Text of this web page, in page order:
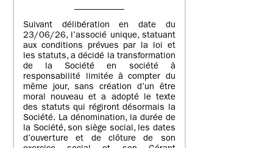
Suivant délibération en date du
23/06/26, l’associé unique, statuant
aux conditions prévues par la loi et
les statuts, a décidé la transformation
de la Société en société à
responsabilité limitée à compter du
même jour, sans création d’un être
moral nouveau et a adopté le texte
des statuts qui régiront désormais la
Société. La dénomination, la durée de
la Société, son siège social, les dates
d’ouverture et de clôture de son